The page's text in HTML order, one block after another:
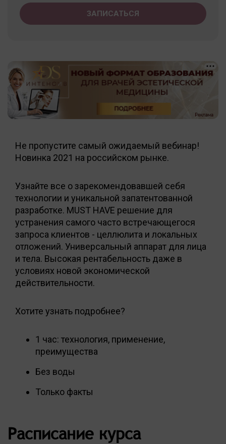
ЗАПИСАТЬСЯ
Не пропустите самый ожидаемый вебинар!
Новинка 2021 на российском рынке.
Узнайте все о зарекомендовавшей себя
технологии и уникальной запатентованной
разработке. MUST HAVE решение для
устранения самого часто встречающегося
запроса клиентов - целлюлита и локальных
отложений. Универсальный аппарат для лица
и тела. Высокая рентабельность даже в
условиях новой экономической
действительности.
Хотите узнать подробнее?
1 час: технология, применение,
преимущества
Без воды
Только факты
Расписание курса